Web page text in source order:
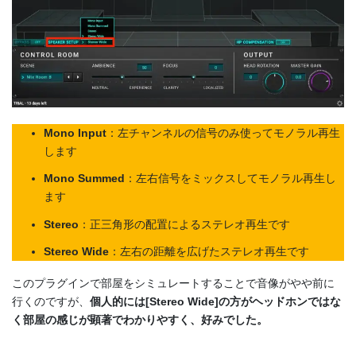
Mono Input ：左チャンネルの信号のみ使ってモノラル再生
します
Mono Summed ：左右信号をミックスしてモノラル再生し
ます
Stereo ：正三角形の配置によるステレオ再生です
Stereo Wide ：左右の距離を広げたステレオ再生です
このプラグインで部屋をシミュレートすることで音像がやや前に
行くのですが、 個人的には[Stereo Wide]の方がヘッドホンではな
く部屋の感じが顕著でわかりやすく、好みでした。